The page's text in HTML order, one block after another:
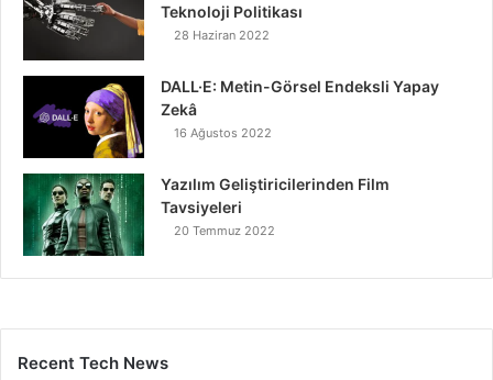
Teknoloji Politikası
28 Haziran 2022
DALL·E: Metin-Görsel Endeksli Yapay
Zekâ
16 Ağustos 2022
Yazılım Geliştiricilerinden Film
Tavsiyeleri
20 Temmuz 2022
Recent Tech News